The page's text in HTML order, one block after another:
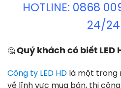
HOTLINE: 0868
24/
🤔 Quý khách có biết LED
Công ty LED HD là một trong
về lĩnh vực mua bán, thi